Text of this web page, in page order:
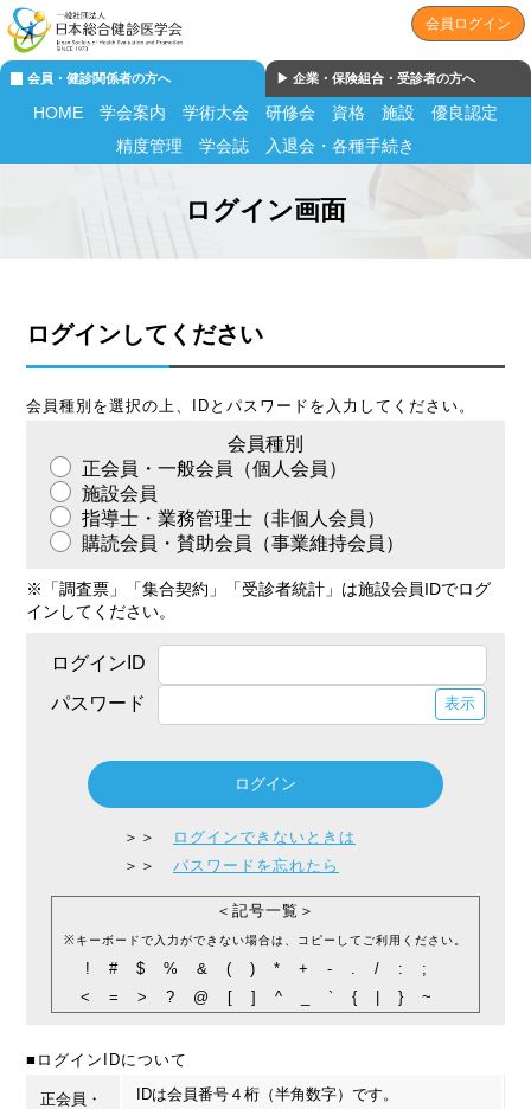
会員ログイン
会員・健診関係者の方へ ▶︎ 企業・保険組合・受診者の方へ
HOME 学会案内 学術大会 研修会 資格 施設
優良認定
精度管理
学会誌 入退会・各種手続き
ログイン画面
ログインしてください
会員種別を選択の上、IDとパスワードを入力してください。
会員種別
正会員・一般会員（個人会員）
施設会員
指導士・業務管理士（非個人会員）
購読会員・賛助会員（事業維持会員）
※「調査票」「集合契約」「受診者統計」は施設会員IDでログ
インしてください。
ログインID
パスワード
表示
＞＞
ログインできないときは
＞＞ パスワードを忘れたら
＜記号一覧＞
※キーボードで入力ができない場合は、コピーしてご利用ください。
!#$%&()*+-./:;
<=>?@[]^_`{|}~
■ログインIDについて
正会員・
IDは会員番号４桁（半角数字）です。